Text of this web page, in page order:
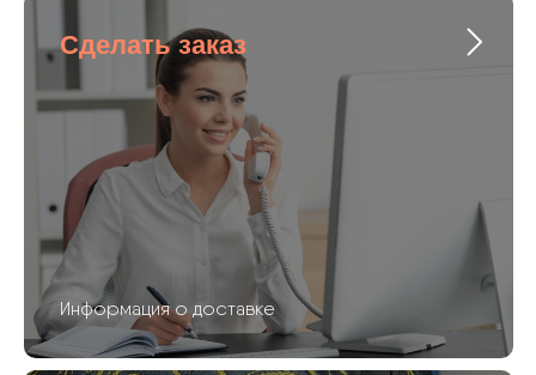
Сделать заказ
Информация о доставке